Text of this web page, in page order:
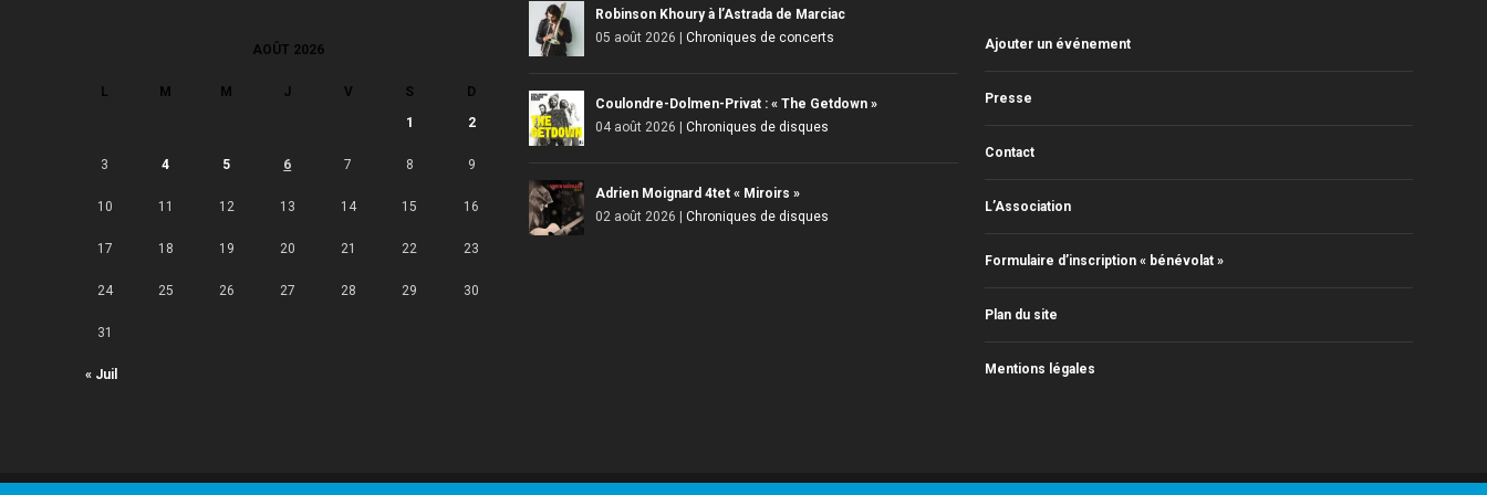
AOÛT 2026
L M M J V S D
« Juil
1 2
3 4 5 6 7 8 9
10 11 12 13 14 15 16
17 18 19 20 21 22 23
24 25 26 27 28 29 30
31
Robinson Khoury à l’Astrada de Marciac
05 août 2026 |Chroniques de concerts
Coulondre-Dolmen-Privat : « The Getdown »
04 août 2026 |Chroniques de disques
Adrien Moignard 4tet « Miroirs »
02 août 2026 |Chroniques de disques
Ajouter un événement
Presse
Contact
L’Association
Formulaire d’inscription « bénévolat »
Plan du site
Mentions légales